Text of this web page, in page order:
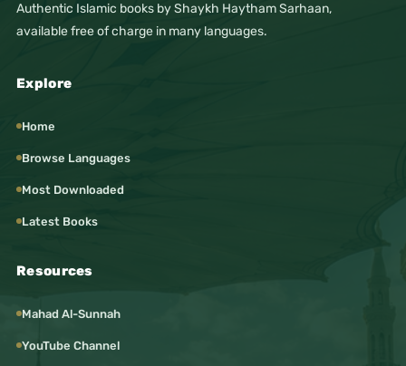
Authentic Islamic books by Shaykh Haytham Sarhaan,
available free of charge in many languages.
Explore
Home
Browse Languages
Most Downloaded
Latest Books
Resources
Mahad Al-Sunnah
YouTube Channel